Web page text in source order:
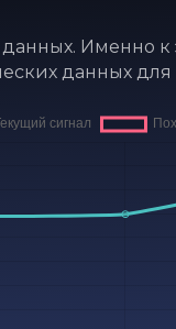
Именно
данных для